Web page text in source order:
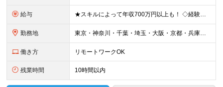
給与 ★スキルによって年収700万円以上も！ ◇経験者 月給23万円～70万円+残業代+賞与 ◇未経験者 月給21万円以上+残業代+賞与 ※経験・スキル・年齢などを考慮の上、当社規定により決定(詳細は
勤務地 東京・神奈川・千葉・埼玉・大阪・京都・兵庫・福岡のプロジェクト先または本社・各支店（大阪・福岡） ※勤務地はご希望を考慮 ※Uターン・Iターンも歓迎 ※一部案件にリモートワーク可能な環境あり ★特
働き方 リモートワークOK
残業時間 10時間以内